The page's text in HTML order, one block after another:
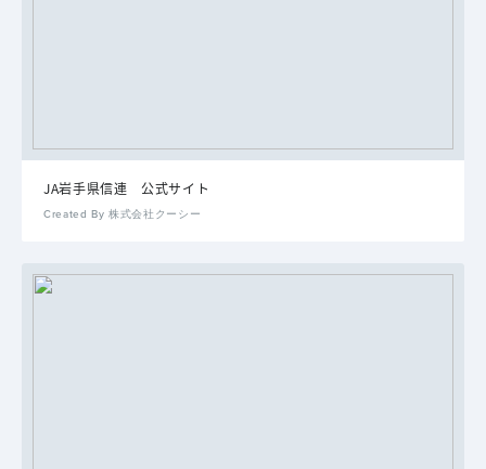
JA岩手県信連 公式サイト
Created By 株式会社クーシー